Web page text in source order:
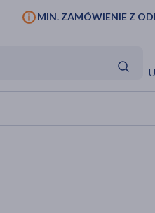
MIN. ZAMÓWIENIE Z